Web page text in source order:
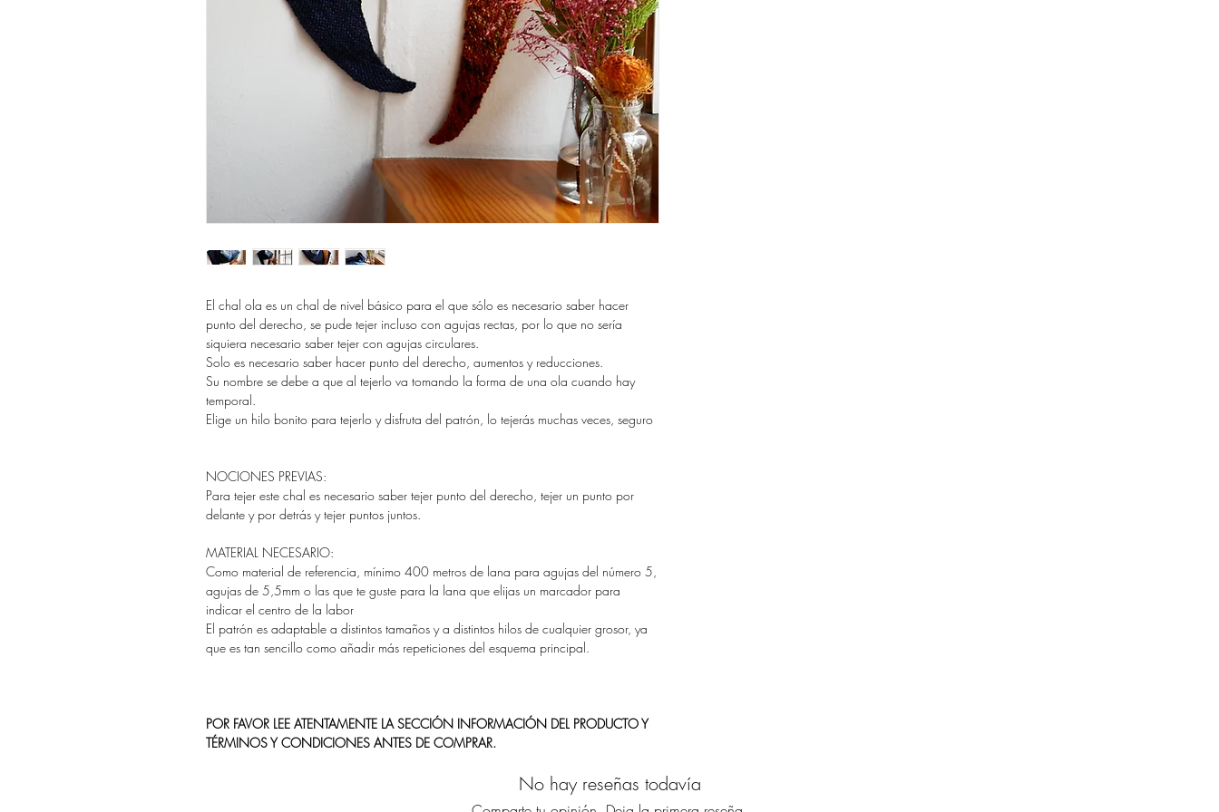
El chal ola es un chal de nivel básico para el que sólo es necesario saber hacer
punto del derecho, se pude tejer incluso con agujas rectas, por lo que no sería
siquiera necesario saber tejer con agujas circulares.
Solo es necesario saber hacer punto del derecho, aumentos y reducciones.
Su nombre se debe a que al tejerlo va tomando la forma de una ola cuando hay
temporal.
Elige un hilo bonito para tejerlo y disfruta del patrón, lo tejerás muchas veces, seguro
NOCIONES PREVIAS:
Para tejer este chal es necesario saber tejer punto del derecho, tejer un punto por
delante y por detrás y tejer puntos juntos.
MATERIAL NECESARIO:
Como material de referencia, mínimo 400 metros de lana para agujas del número 5,
agujas de 5,5mm o las que te guste para la lana que elijas un marcador para
indicar el centro de la labor
El patrón es adaptable a distintos tamaños y a distintos hilos de cualquier grosor, ya
que es tan sencillo como añadir más repeticiones del esquema principal.
POR FAVOR LEE ATENTAMENTE LA SECCIÓN INFORMACIÓN DEL PRODUCTO Y
TÉRMINOS Y CONDICIONES ANTES DE COMPRAR.
No hay reseñas todavía